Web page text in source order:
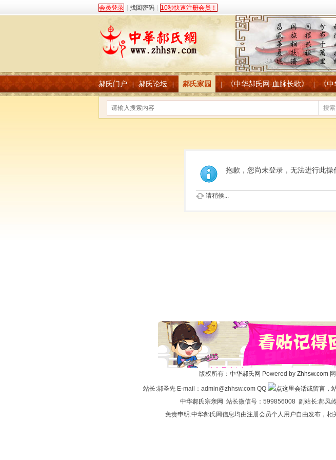
会员登录 找回密码 10秒快速注册会员！
郝氏门户 | 郝氏论坛 | 郝氏家园 《中华郝氏网·血脉长歌》 《
搜索
抱歉，您尚未登录，无法进行此操
请稍候...
版权所有： 中华郝氏网 Powered by Zhhsw.com
站长:郝圣先 E-mail：admin@zhhsw.com QQ
中华郝氏宗亲网 站长微信号：599856008 副站长:郝凤
免责申明:中华郝氏网信息均由注册会员个人用户自由发布，